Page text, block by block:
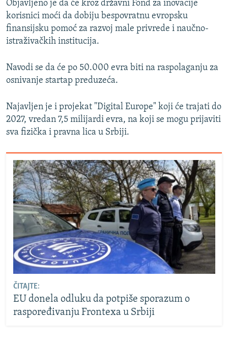
Objavljeno je da će kroz državni Fond za inovacije
korisnici moći da dobiju bespovratnu evropsku
finansijsku pomoć za razvoj male privrede i naučno-
istraživačkih institucija.
Navodi se da će po 50.000 evra biti na raspolaganju za
osnivanje startap preduzeća.
Najavljen je i projekat "Digital Europe" koji će trajati do
2027, vredan 7,5 milijardi evra, na koji se mogu prijaviti
sva fizička i pravna lica u Srbiji.
ČITAJTE:
EU donela odluku da potpiše sporazum o
raspoređivanju Frontexa u Srbiji